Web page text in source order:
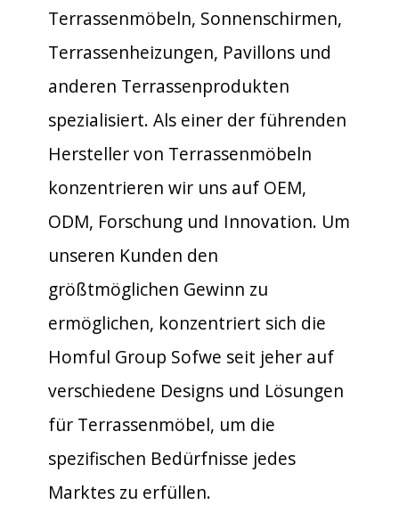
Terrassenmöbeln, Sonnenschirmen,
Terrassenheizungen, Pavillons und
anderen Terrassenprodukten
spezialisiert. Als einer der führenden
Hersteller von Terrassenmöbeln
konzentrieren wir uns auf OEM,
ODM, Forschung und Innovation. Um
unseren Kunden den
größtmöglichen Gewinn zu
ermöglichen, konzentriert sich die
Homful Group Sofwe seit jeher auf
verschiedene Designs und Lösungen
für Terrassenmöbel, um die
spezifischen Bedürfnisse jedes
Marktes zu erfüllen.